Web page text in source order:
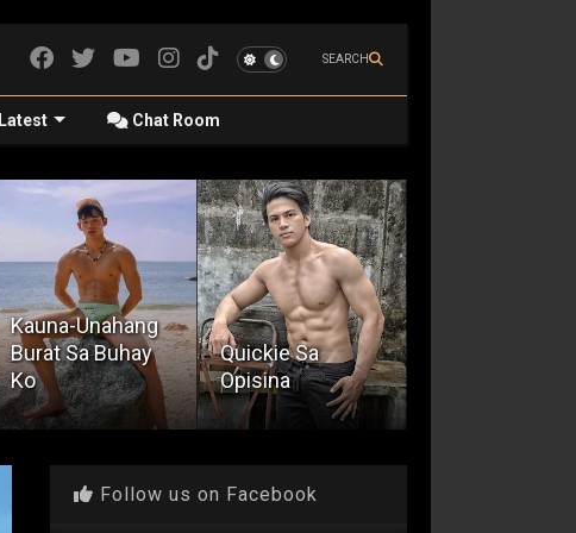
SEARCH
Latest Chat Room
Quickie Sa
Opisina
The Bi Hater
Follow us on Facebook